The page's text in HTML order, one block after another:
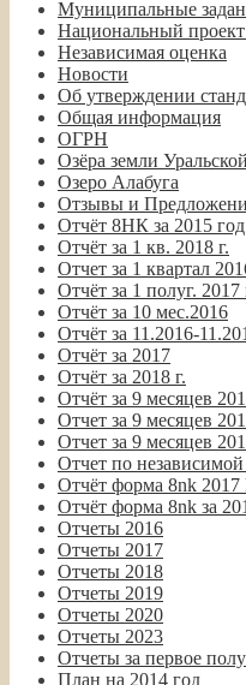
Муниципальные
Национальный проект
Независимая оценка
Новости
Об утверждении
Общая информация
ОГРН
Озёра земли Уральской
Озеро Алабуга
Отзывы и
Отчёт 8НК за 2015 год
Отчёт за 1 кв. 2018 г.
Отчет за 1 квартал
Отчёт за 1 полуг. 2017
Отчёт за 10 мес.2016
Отчёт за 11.2016-
Отчёт за 2017
Отчёт за 2018 г.
Отчёт за 9 месяцев
Отчет за 9 месяцев
Отчет за 9 месяцев
Отчет по независимой
Отчёт форма 8nk
Отчёт форма 8nk за
Отчеты 2016
Отчеты 2017
Отчеты 2018
Отчеты 2019
Отчеты 2020
Отчеты 2023
Отчеты за первое
План на 2014 год